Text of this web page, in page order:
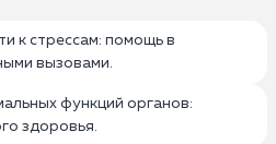
к стрессам: помощь в
вызовами.
функций органов:
здоровья.